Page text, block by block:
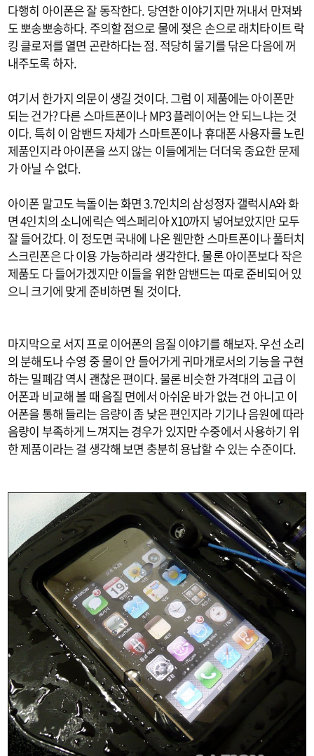
다행히 아이폰은 잘 동작한다. 당연한 이야기지만 꺼내서 만져봐
도 뽀송뽀송하다. 주의할 점으로 물에 젖은 손으로 래치타이트 락
킹 클로저를 열면 곤란하다는 점. 적당히 물기를 닦은 다음에 꺼
내주도록 하자.
여기서 한가지 의문이 생길 것이다. 그럼 이 제품에는 아이폰만
되는 건가? 다른 스마트폰이나 MP3 플레이어는 안 되느냐는 것
이다. 특히 이 암밴드 자체가 스마트폰이나 휴대폰 사용자를 노린
제품인지라 아이폰을 쓰지 않는 이들에게는 더더욱 중요한 문제
가 아닐 수 없다.
아이폰 말고도 늑돌이는 화면 3.7인치의 삼성정자 갤럭시A와 화
면 4인치의 소니에릭슨 엑스페리아 X10까지 넣어보았지만 모두
잘 들어갔다. 이 정도면 국내에 나온 웬만한 스마트폰이나 풀터치
스크린폰은 다 이용 가능하리라 생각한다. 물론 아이폰보다 작은
제품도 다 들어가겠지만 이들을 위한 암밴드는 따로 준비되어 있
으니 크기에 맞게 준비하면 될 것이다.
마지막으로 서지 프로 이어폰의 음질 이야기를 해보자. 우선 소리
의 분해도나 수영 중 물이 안 들어가게 귀마개로서의 기능을 구현
하는 밀폐감 역시 괜찮은 편이다. 물론 비슷한 가격대의 고급 이
어폰과 비교해 볼 때 음질 면에서 아쉬운 바가 없는 건 아니고 이
어폰을 통해 들리는 음량이 좀 낮은 편인지라 기기나 음원에 따라
음량이 부족하게 느껴지는 경우가 있지만 수중에서 사용하기 위
한 제품이라는 걸 생각해 보면 충분히 용납할 수 있는 수준이다.